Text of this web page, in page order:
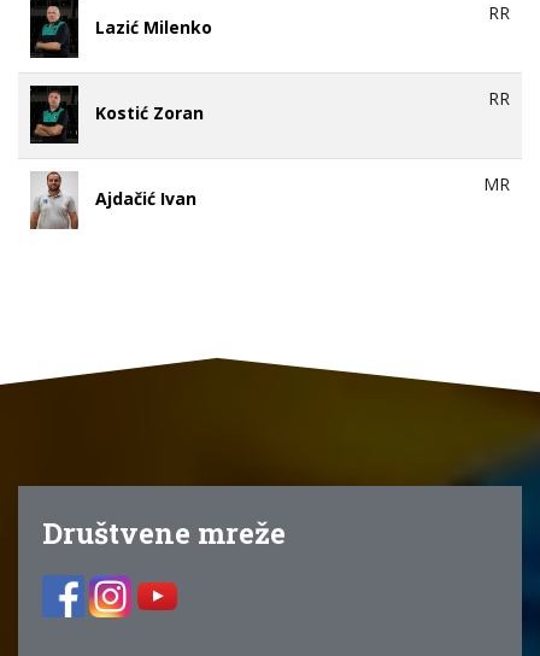
Lazić Milenko
RR
Kostić Zoran
RR
Ajdačić Ivan
MR
Društvene mreže